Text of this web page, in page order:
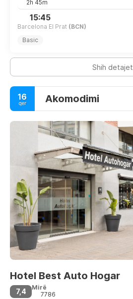
2h 45m
15:45
Barcelona El Prat (BCN)
Basic
Shih detajet
16
qer Akomodimi
Hotel Best Auto Hogar
7,4
Mirë
7786